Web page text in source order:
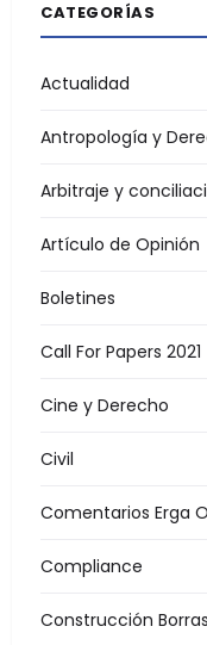
CATEGORÍAS
Actualidad
Antropología y
Arbitraje y
Artículo de Opinión
Boletines
Call For Papers 2021
Cine y Derecho
Civil
Comentarios Erga
Compliance
Construcción